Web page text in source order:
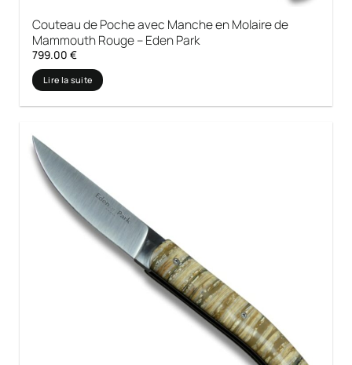
Couteau de Poche avec Manche en Molaire de
Mammouth Rouge – Eden Park
799.00€
Lire la suite